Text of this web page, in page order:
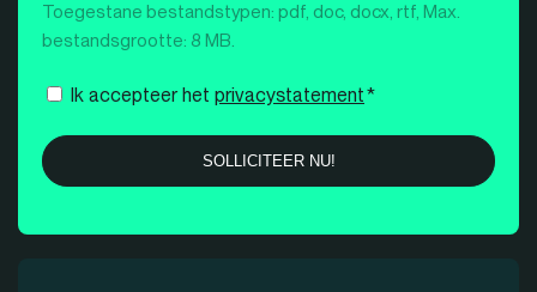
Toegestane bestandstypen: pdf, doc, docx, rtf, Max.
bestandsgrootte: 8 MB.
Instemming
Ik accepteer het privacystatement*